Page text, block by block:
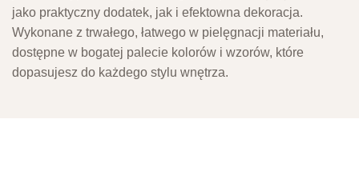
jako praktyczny dodatek, jak i efektowna dekoracja.
Wykonane z trwałego, łatwego w pielęgnacji materiału,
dostępne w bogatej palecie kolorów i wzorów, które
dopasujesz do każdego stylu wnętrza.